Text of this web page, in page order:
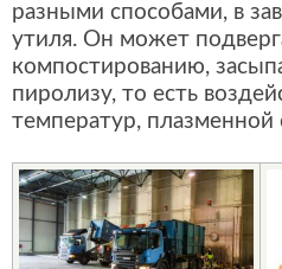
разными способами, в
утиля. Он может
компостированию,
пиролизу, то есть
температур, плазменной